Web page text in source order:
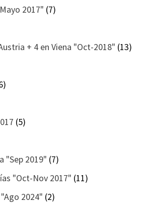
2017" (7)
+ 4 en Viena "Oct-2018" (13)
(5)
"Sep 2019" (7)
"Oct-Nov 2017" (11)
2024" (2)